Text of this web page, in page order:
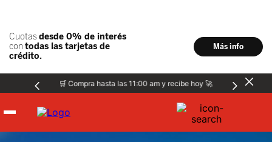
🛒 Compra hasta las 11:00 am y recibe hoy 🚀
Hombre